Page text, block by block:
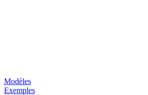
Modèles
Exemples